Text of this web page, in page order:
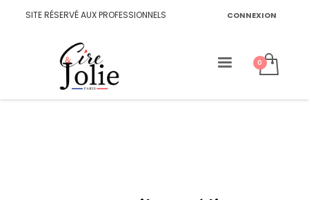
SITE RÉSERVÉ AUX PROFESSIONNELS CONNEXION